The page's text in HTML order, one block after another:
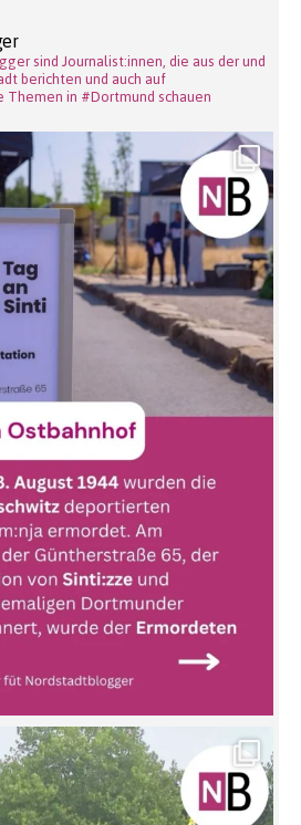
sind Journalist:innen, die aus der und
berichten und auch auf
Themen in #Dortmund schauen